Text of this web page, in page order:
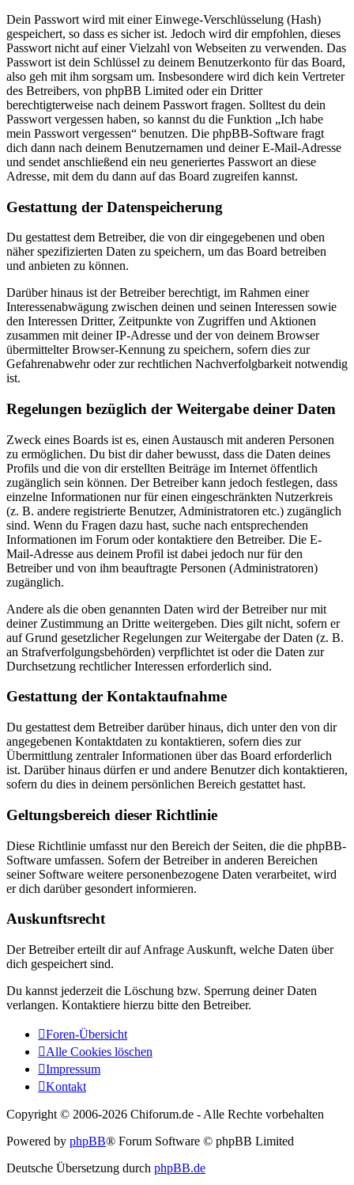
Dein Passwort wird mit einer Einwege-Verschlüsselung (Hash)
gespeichert, so dass es sicher ist. Jedoch wird dir empfohlen, dieses
Passwort nicht auf einer Vielzahl von Webseiten zu verwenden. Das
Passwort ist dein Schlüssel zu deinem Benutzerkonto für das Board,
also geh mit ihm sorgsam um. Insbesondere wird dich kein Vertreter
des Betreibers, von phpBB Limited oder ein Dritter
berechtigterweise nach deinem Passwort fragen. Solltest du dein
Passwort vergessen haben, so kannst du die Funktion „Ich habe
mein Passwort vergessen“ benutzen. Die phpBB-Software fragt
dich dann nach deinem Benutzernamen und deiner E-Mail-Adresse
und sendet anschließend ein neu generiertes Passwort an diese
Adresse, mit dem du dann auf das Board zugreifen kannst.
Gestattung der Datenspeicherung
Du gestattest dem Betreiber, die von dir eingegebenen und oben
näher spezifizierten Daten zu speichern, um das Board betreiben
und anbieten zu können.
Darüber hinaus ist der Betreiber berechtigt, im Rahmen einer
Interessenabwägung zwischen deinen und seinen Interessen sowie
den Interessen Dritter, Zeitpunkte von Zugriffen und Aktionen
zusammen mit deiner IP-Adresse und der von deinem Browser
übermittelter Browser-Kennung zu speichern, sofern dies zur
Gefahrenabwehr oder zur rechtlichen Nachverfolgbarkeit notwendig
ist.
Regelungen bezüglich der Weitergabe deiner Daten
Zweck eines Boards ist es, einen Austausch mit anderen Personen
zu ermöglichen. Du bist dir daher bewusst, dass die Daten deines
Profils und die von dir erstellten Beiträge im Internet öffentlich
zugänglich sein können. Der Betreiber kann jedoch festlegen, dass
einzelne Informationen nur für einen eingeschränkten Nutzerkreis
(z. B. andere registrierte Benutzer, Administratoren etc.) zugänglich
sind. Wenn du Fragen dazu hast, suche nach entsprechenden
Informationen im Forum oder kontaktiere den Betreiber. Die E-
Mail-Adresse aus deinem Profil ist dabei jedoch nur für den
Betreiber und von ihm beauftragte Personen (Administratoren)
zugänglich.
Andere als die oben genannten Daten wird der Betreiber nur mit
deiner Zustimmung an Dritte weitergeben. Dies gilt nicht, sofern er
auf Grund gesetzlicher Regelungen zur Weitergabe der Daten (z. B.
an Strafverfolgungsbehörden) verpflichtet ist oder die Daten zur
Durchsetzung rechtlicher Interessen erforderlich sind.
Gestattung der Kontaktaufnahme
Du gestattest dem Betreiber darüber hinaus, dich unter den von dir
angegebenen Kontaktdaten zu kontaktieren, sofern dies zur
Übermittlung zentraler Informationen über das Board erforderlich
ist. Darüber hinaus dürfen er und andere Benutzer dich kontaktieren,
sofern du dies in deinem persönlichen Bereich gestattet hast.
Geltungsbereich dieser Richtlinie
Diese Richtlinie umfasst nur den Bereich der Seiten, die die phpBB-
Software umfassen. Sofern der Betreiber in anderen Bereichen
seiner Software weitere personenbezogene Daten verarbeitet, wird
er dich darüber gesondert informieren.
Auskunftsrecht
Der Betreiber erteilt dir auf Anfrage Auskunft, welche Daten über
dich gespeichert sind.
Du kannst jederzeit die Löschung bzw. Sperrung deiner Daten
verlangen. Kontaktiere hierzu bitte den Betreiber.
Foren-Übersicht
Alle Cookies löschen
Impressum
Kontakt
Copyright © 2006-2026 Chiforum.de - Alle Rechte vorbehalten
Powered by phpBB® Forum Software © phpBB Limited
Deutsche Übersetzung durch phpBB.de